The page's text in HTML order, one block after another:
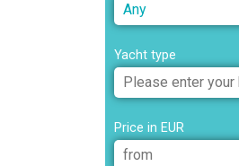
Any
Yacht type
Price in EUR